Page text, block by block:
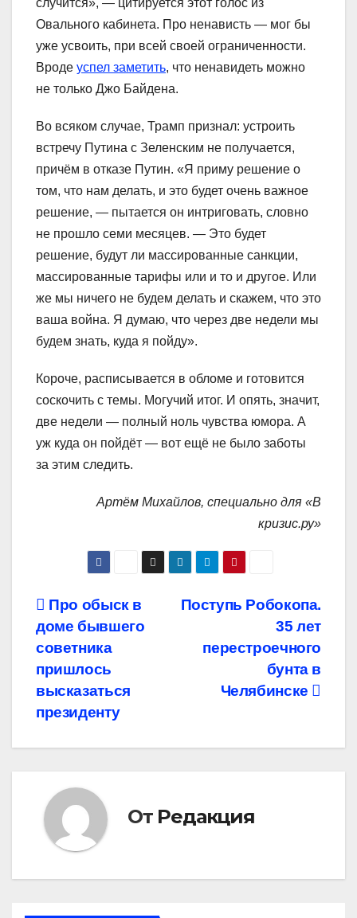
случится», — цитируется этот голос из
Овального кабинета. Про ненависть — мог бы
уже усвоить, при всей своей ограниченности.
Вроде успел заметить, что ненавидеть можно
не только Джо Байдена.
Во всяком случае, Трамп признал: устроить
встречу Путина с Зеленским не получается,
причём в отказе Путин. «Я приму решение о
том, что нам делать, и это будет очень важное
решение, — пытается он интриговать, словно
не прошло семи месяцев. — Это будет
решение, будут ли массированные санкции,
массированные тарифы или и то и другое. Или
же мы ничего не будем делать и скажем, что это
ваша война. Я думаю, что через две недели мы
будем знать, куда я пойду».
Короче, расписывается в обломе и готовится
соскочить с темы. Могучий итог. И опять, значит,
две недели — полный ноль чувства юмора. А
уж куда он пойдёт — вот ещё не было заботы
за этим следить.
Артём Михайлов, специально для «В
кризис.ру»
Навигация
по
записям
Поступь Робокопа.
35 лет
перестроечного
бунта в
Челябинске
Про обыск в
доме бывшего
советника
пришлось
высказаться
президенту
От Редакция